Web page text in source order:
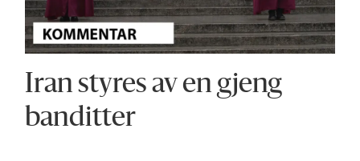
Iran styres av en gjeng
banditter